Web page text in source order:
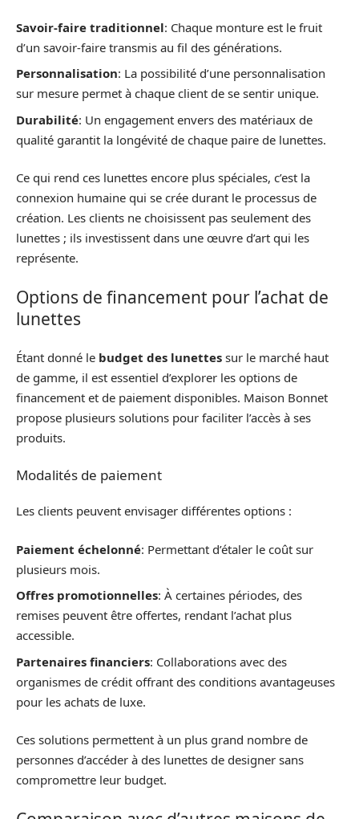
Savoir-faire traditionnel: Chaque monture est le fruit
d’un savoir-faire transmis au fil des générations.
Personnalisation: La possibilité d’une personnalisation
sur mesure permet à chaque client de se sentir unique.
Durabilité: Un engagement envers des matériaux de
qualité garantit la longévité de chaque paire de lunettes.
Ce qui rend ces lunettes encore plus spéciales, c’est la
connexion humaine qui se crée durant le processus de
création. Les clients ne choisissent pas seulement des
lunettes ; ils investissent dans une œuvre d’art qui les
représente.
Options de financement pour l’achat de
lunettes
Étant donné le budget des lunettes sur le marché haut
de gamme, il est essentiel d’explorer les options de
financement et de paiement disponibles. Maison Bonnet
propose plusieurs solutions pour faciliter l’accès à ses
produits.
Modalités de paiement
Les clients peuvent envisager différentes options :
Paiement échelonné: Permettant d’étaler le coût sur
plusieurs mois.
Offres promotionnelles: À certaines périodes, des
remises peuvent être offertes, rendant l’achat plus
accessible.
Partenaires financiers: Collaborations avec des
organismes de crédit offrant des conditions avantageuses
pour les achats de luxe.
Ces solutions permettent à un plus grand nombre de
personnes d’accéder à des lunettes de designer sans
compromettre leur budget.